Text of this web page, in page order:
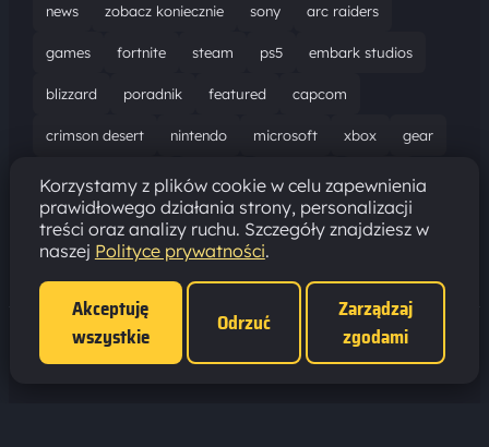
news zobacz koniecznie sony arc raiders
games fortnite steam ps5 embark studios
blizzard poradnik featured capcom
crimson desert nintendo microsoft xbox gear
world of warcraft solucja marathon ubisoft
bungie recenzja resident evil requiem gaming
aktualizacja pc epic games
Polityka prywatności ·
Korzystamy z plików cookie w celu zapewnienia
prawidłowego działania strony, personalizacji
treści oraz analizy ruchu. Szczegóły znajdziesz w
naszej Polityce prywatności.
Akceptuję
wszystkie
Odrzuć
Zarządzaj
zgodami